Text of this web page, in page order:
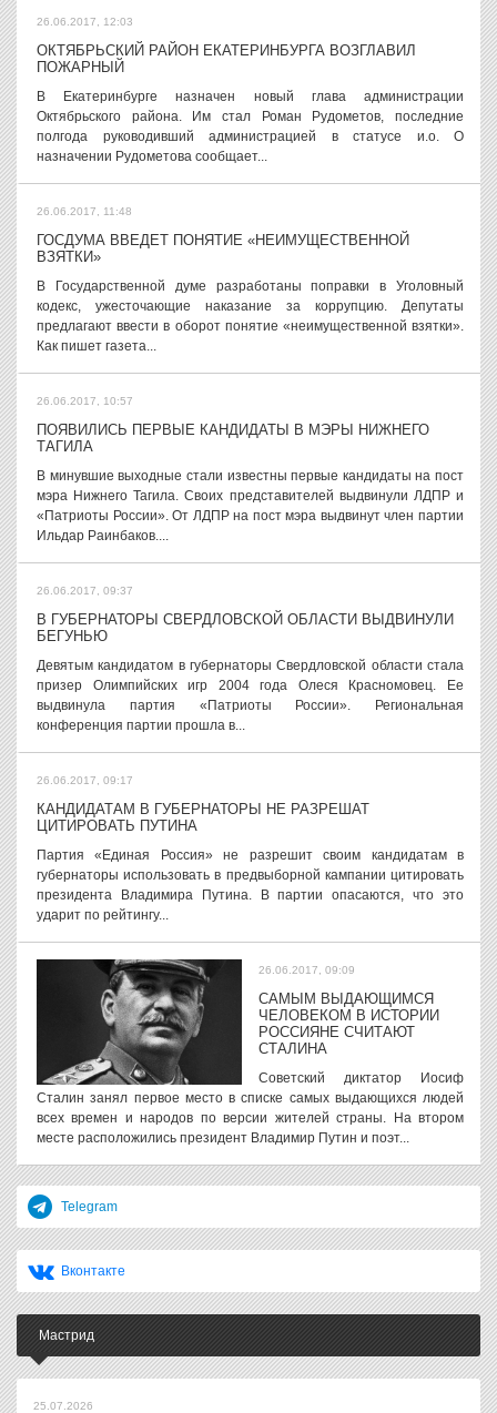
26.06.2017, 12:03
ОКТЯБРЬСКИЙ РАЙОН ЕКАТЕРИНБУРГА ВОЗГЛАВИЛ
ПОЖАРНЫЙ
В Екатеринбурге назначен новый глава администрации
Октябрьского района. Им стал Роман Рудометов, последние
полгода руководивший администрацией в статусе и.о. О
назначении Рудометова сообщает...
26.06.2017, 11:48
ГОСДУМА ВВЕДЕТ ПОНЯТИЕ «НЕИМУЩЕСТВЕННОЙ
ВЗЯТКИ»
В Государственной думе разработаны поправки в Уголовный
кодекс, ужесточающие наказание за коррупцию. Депутаты
предлагают ввести в оборот понятие «неимущественной взятки».
Как пишет газета...
26.06.2017, 10:57
ПОЯВИЛИСЬ ПЕРВЫЕ КАНДИДАТЫ В МЭРЫ НИЖНЕГО
ТАГИЛА
В минувшие выходные стали известны первые кандидаты на пост
мэра Нижнего Тагила. Своих представителей выдвинули ЛДПР и
«Патриоты России». От ЛДПР на пост мэра выдвинут член партии
Ильдар Раинбаков....
26.06.2017, 09:37
В ГУБЕРНАТОРЫ СВЕРДЛОВСКОЙ ОБЛАСТИ ВЫДВИНУЛИ
БЕГУНЬЮ
Девятым кандидатом в губернаторы Свердловской области стала
призер Олимпийских игр 2004 года Олеся Красномовец. Ее
выдвинула партия «Патриоты России». Региональная
конференция партии прошла в...
26.06.2017, 09:17
КАНДИДАТАМ В ГУБЕРНАТОРЫ НЕ РАЗРЕШАТ
ЦИТИРОВАТЬ ПУТИНА
Партия «Единая Россия» не разрешит своим кандидатам в
губернаторы использовать в предвыборной кампании цитировать
президента Владимира Путина. В партии опасаются, что это
ударит по рейтингу...
26.06.2017, 09:09
САМЫМ ВЫДАЮЩИМСЯ
ЧЕЛОВЕКОМ В ИСТОРИИ
РОССИЯНЕ СЧИТАЮТ
СТАЛИНА
Советский диктатор Иосиф
Сталин занял первое место в списке самых выдающихся людей
всех времен и народов по версии жителей страны. На втором
месте расположились президент Владимир Путин и поэт...
Telegram
Вконтакте
Мастрид
25.07.2026